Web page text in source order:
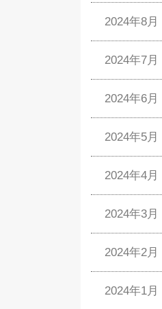
2024年8月
2024年7月
2024年6月
2024年5月
2024年4月
2024年3月
2024年2月
2024年1月